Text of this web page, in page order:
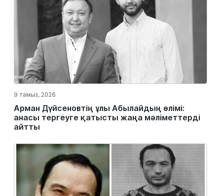
9 тамыз, 2026
Арман Дүйсеновтің ұлы Абылайдың өлімі:
анасы тергеуге қатысты жаңа мәліметтерді
айтты